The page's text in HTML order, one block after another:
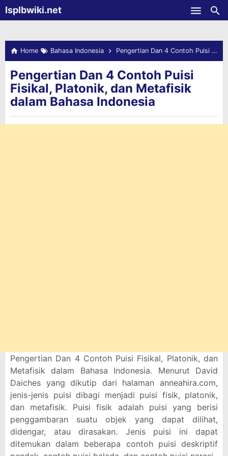
-->Isplbwiki.net
Home Bahasa Indonesia Pengertian Dan 4 Contoh Puisi Fisikal, Platonik, dan Metafisik dalam Bahasa Indonesia
Pengertian Dan 4 Contoh Puisi
Fisikal, Platonik, dan Metafisik
dalam Bahasa Indonesia
Pengertian Dan 4 Contoh Puisi Fisikal, Platonik, dan
Metafisik dalam Bahasa Indonesia. Menurut David
Daiches yang dikutip dari halaman anneahira.com,
jenis-jenis puisi dibagi menjadi puisi fisik, platonik,
dan metafisik. Puisi fisik adalah puisi yang berisi
penggambaran suatu objek yang dapat dilihat,
didengar, atau dirasakan. Jenis puisi ini dapat
ditemukan dalam beberapa contoh puisi deskriptif